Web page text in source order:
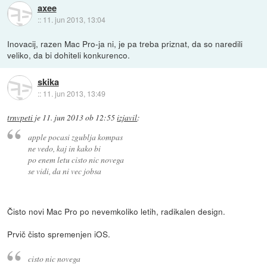
axee
:: 11. jun 2013, 13:04
Inovacij, razen Mac Pro-ja ni, je pa treba priznat, da so naredili
veliko, da bi dohiteli konkurenco.
skika
:: 11. jun 2013, 13:49
trnvpeti je 11. jun 2013 ob 12:55izjavil:
apple pocasi zgublja kompas
ne vedo, kaj in kako bi
po enem letu cisto nic novega
se vidi, da ni vec jobsa
Čisto novi Mac Pro po nevemkoliko letih, radikalen design.
Prvič čisto spremenjen iOS.
cisto nic novega